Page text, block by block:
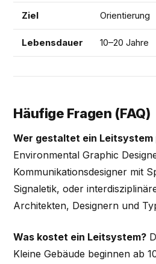
Ziel Orientierung
Lebensdauer 10–20 Jahre
Häufige Fragen (FAQ)
Wer gestaltet ein Leitsystem
Environmental Graphic
Kommunikationsdesigner mit
Signaletik, oder
Architekten, Designern und
Was kostet ein Leitsystem?
Kleine Gebäude beginnen ab